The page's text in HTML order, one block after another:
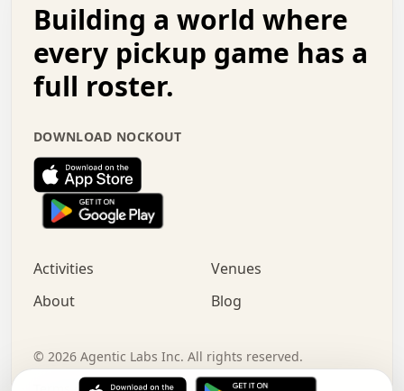
.   .   .   .   .   .   .   .   .   .   .   :   .
.   .   .   .   +   .   .   .   .   .   .   .   +
.   :   .   .   .   .   .   .   .   .   o   .   .
.   .   x   .   .   .   .   .   .   :   .   .   o
.   .   .   .   :   .   .   .   .   o   .   .   .
.   .   .   .   .   .   .   :   .   .   .   .   .
.   .   .   .   .   .   .   +   .   .   x   .   .
.   .   .   .   .   :   +   .   .   .   .   .   o
.   .   .   .   .   .   .   .   .   .   .   .   .
.   .   :   o   .   .   .   .   .   .   .   +   .
.   o   .   .   .   .   x   .   .   .   .   .   .
+   .   o   .   .   .   .   o   .   .   .   .
.   +   .   .   .   .   .   .   .   .   :   .   x
.   .   .   .   .   .   .   .   .   .   .   .   .   .
Building a world where
every pickup game has a
full roster.
DOWNLOAD NOCKOUT
Activities
Venues
About
Blog
© 2026 Agentic Labs Inc. All rights reserved.